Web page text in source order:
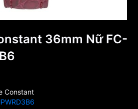
36mm Nữ FC-
Constant